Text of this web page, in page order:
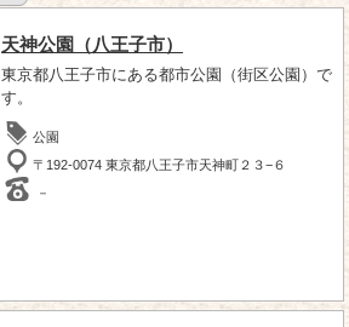
天神公園（八王子市）
東京都八王子市にある都市公園（街区公園）で
す。
公園
〒192-0074 東京都八王子市天神町２３−６
－